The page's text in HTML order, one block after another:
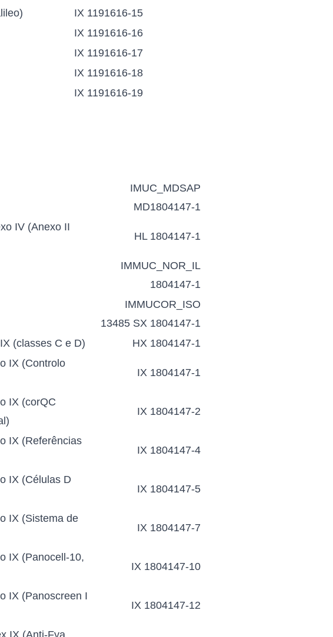
IX 1191616-15
IX 1191616-16
IX 1191616-17
IX 1191616-18
IX 1191616-19
IMUC_MDSAP
MD1804147-1
IV (Anexo II
HL 1804147-1
IMMUC_NOR_IL
1804147-1
IMMUCOR_ISO
13485 SX 1804147-1
(classes C e D)
HX 1804147-1
IX (Controlo
IX 1804147-1
IX (corQC
IX 1804147-2
IX (Referências
IX 1804147-4
IX (Células D
IX 1804147-5
IX (Sistema de
IX 1804147-7
IX (Panocell-10,
IX 1804147-10
IX (Panoscreen I
IX 1804147-12